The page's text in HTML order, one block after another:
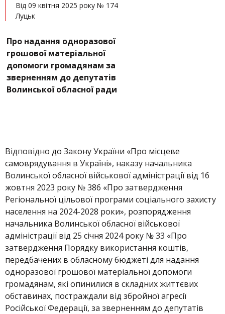
Від 09 квітня 2025 року № 174
Луцьк
Про надання одноразової
грошової матеріальної
допомоги громадянам за
зверненням до депутатів
Волинської обласної ради
Відповідно до Закону України «Про місцеве
самоврядування в Україні», наказу начальника
Волинської обласної військової адміністрації від 16
жовтня 2023 року № 386 «Про затвердження
Регіональної цільової програми соціального захисту
населення на 2024-2028 роки», розпорядження
начальника Волинської обласної військової
адміністрації від 25 січня 2024 року № 33 «Про
затвердження Порядку використання коштів,
передбачених в обласному бюджеті для надання
одноразової грошової матеріальної допомоги
громадянам, які опинилися в складних життєвих
обставинах, постраждали від збройної агресії
Російської Федерації, за зверненням до депутатів